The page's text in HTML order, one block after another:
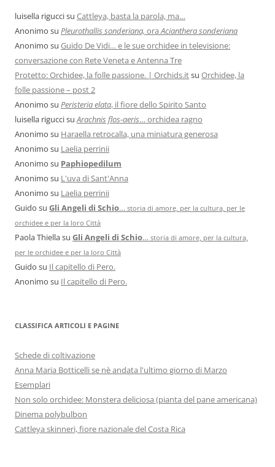
luisella riguccisu Cattleya, basta la parola, ma…
Anonimo su Pleurothallis sonderiana, ora Acianthera sonderiana
Anonimo su Guido De Vidi… e le sue orchidee in televisione:
conversazione con Rete Veneta e Antenna Tre
Protetto: Orchidee, la folle passione. | Orchids.itsu Orchidee, la
folle passione – post 2
Anonimo su Peristeria elata, il fiore dello Spirito Santo
luisella riguccisu Arachnis flos-aeris… orchidea ragno
Anonimo su Haraella retrocalla, una miniatura generosa
Anonimo su Laelia perrinii
Anonimo su Paphiopedilum
Anonimo su L'uva di Sant'Anna
Anonimo su Laelia perrinii
Guido su Gli Angeli di Schio… storia di amore, per la cultura, per le
orchidee e per la loro Città
Paola Thiellasu Gli Angeli di Schio… storia di amore, per la cultura,
per le orchidee e per la loro Città
Guido su Il capitello di Pero.
Anonimo su Il capitello di Pero.
CLASSIFICA ARTICOLI E PAGINE
Schede di coltivazione
Anna Maria Botticelli se nè andata l'ultimo giorno di Marzo
Esemplari
Non solo orchidee: Monstera deliciosa (pianta del pane americana)
Dinema polybulbon
Cattleya skinneri, fiore nazionale del Costa Rica